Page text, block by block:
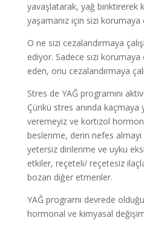
yavaşlatarak, yağ biriktirerek
yaşamanız için sizi korumaya
O ne sizi cezalandırmaya
ediyor. Sadece sizi korumaya
eden, onu cezalandırmaya
Stres de YAĞ programını
Çünkü stres anında
veremeyiz ve kortizol
beslenme, derin nefes almayı
yetersiz dinlenme ve uyku
etkiler, reçeteli/ reçetesiz
bozan diğer etmenler.
YAĞ programı devrede
hormonal ve kimyasal